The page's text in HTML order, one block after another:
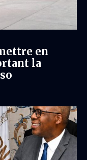
en
la